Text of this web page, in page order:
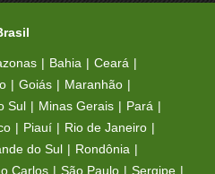
MAGIC GAMES
MALWEE BRASILEIRINHOS
MARISA
Bahia
Ceará
Goiás
Maranhão
Sul Minas Gerais
Pará
Piauí
Rio de Janeiro
do Sul
Rondônia
Carlos São Paulo Sergipe